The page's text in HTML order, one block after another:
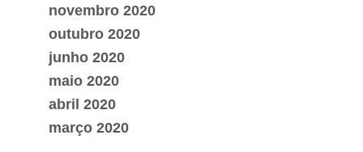
novembro 2020
outubro 2020
junho 2020
maio 2020
abril 2020
março 2020